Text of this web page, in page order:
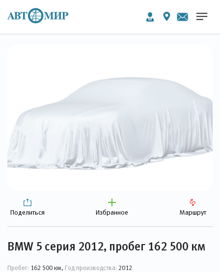
Поделиться Избранное Маршрут
BMW 5 серия 2012, пробег 162 500 км
Пробег: 162 500 км, Год производства: 2012